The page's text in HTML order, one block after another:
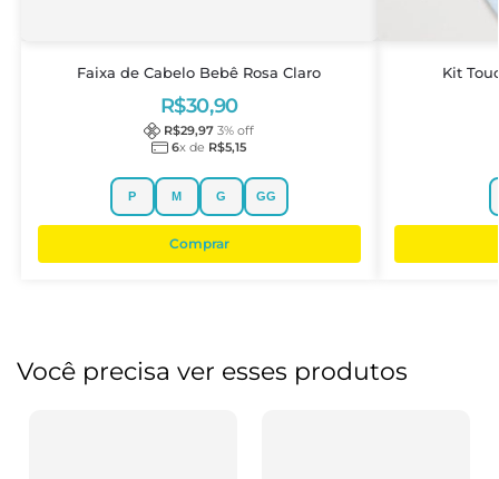
Faixa de Cabelo Bebê Rosa Claro
R$30,90
R$29,97 3% off
6x de R$5,15
P M G GG
Comprar
Kit
Você precisa ver esses produtos